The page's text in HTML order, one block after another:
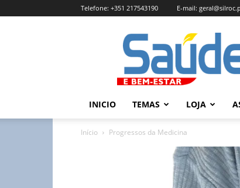
Telefone: +351 217543190 E-mail:
Revista
Saúde
e
Bem
Estar
Edição
INICIO TEMAS LOJA
Início Progressos da Medicina